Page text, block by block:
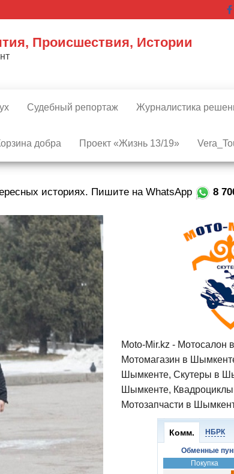
Происшествия, Истории
Судебный репортаж Журналистика
добра Проект «Жизнь 13/19»
историях. Пишите на WhatsApp 8
Moto-Mir.kz - Мотосалон
Мотомагазин в
Шымкенте, Скутеры в
Шымкенте,
Мотозапчасти в